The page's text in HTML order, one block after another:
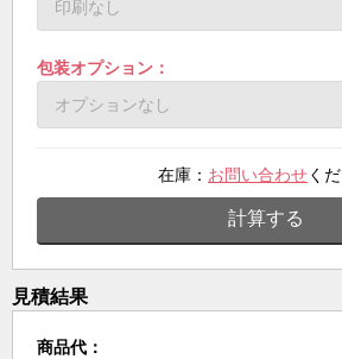
包装オプション：
在庫： お問い合わせく
計算する
見積結果
商品代：